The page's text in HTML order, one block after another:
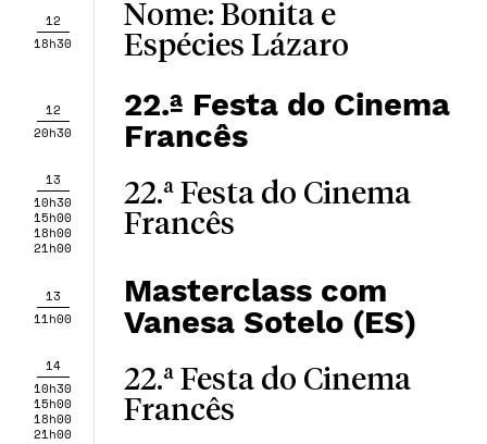
12
18h30
Nome: Bonita e
Espécies Lázaro
12
20h30
22.ª Festa do Cinema
Francês
13
10h30
15h00
18h00
21h00
22.ª Festa do Cinema
Francês
13
11h00
Masterclass com
Vanesa Sotelo (ES)
14
10h30
15h00
18h00
21h00
22.ª Festa do Cinema
Francês